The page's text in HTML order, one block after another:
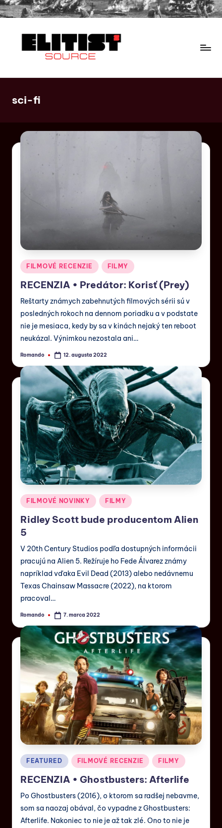
sci-fi
FILMOVÉ RECENZIE FILMY
RECENZIA • Predátor: Korisť (Prey)
Reštarty známych zabehnutých filmových sérii sú v
posledných rokoch na dennom poriadku a v podstate
nie je mesiaca, kedy by sa v kinách nejaký ten reboot
neukázal. Výnimkou nezostala ani…
Romando 12. augusta 2022
FILMOVÉ NOVINKY FILMY
Ridley Scott bude producentom Alien
5
V 20th Century Studios podľa dostupných informácii
pracujú na Alien 5. Režíruje ho Fede Álvarez známy
napríklad vďaka Evil Dead (2013) alebo nedávnemu
Texas Chainsaw Massacre (2022), na ktorom
pracoval…
Romando 7. marca 2022
FEATURED FILMOVÉ RECENZIE FILMY
RECENZIA • Ghostbusters: Afterlife
Po Ghostbusters (2016), o ktorom sa radšej nebavme,
som sa naozaj obával, čo vypadne z Ghostbusters:
Afterlife. Nakoniec to nie je až tak zlé. Ono to nie je